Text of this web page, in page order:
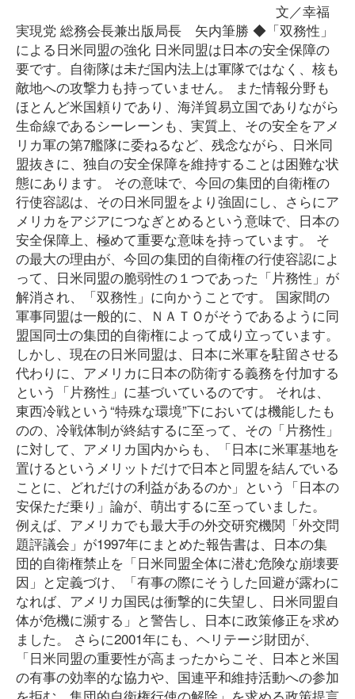
文／幸福
実現党 総務会長兼出版局長 矢内筆勝 ◆「双務性」
による日米同盟の強化 日米同盟は日本の安全保障の
要です。自衛隊は未だ国内法上は軍隊ではなく、核も
敵地への攻撃力も持っていません。 また情報分野も
ほとんど米国頼りであり、海洋貿易立国でありながら
生命線であるシーレーンも、実質上、その安全をアメ
リカ軍の第7艦隊に委ねるなど、残念ながら、日米同
盟抜きに、独自の安全保障を維持することは困難な状
態にあります。 その意味で、今回の集団的自衛権の
行使容認は、その日米同盟をより強固にし、さらにア
メリカをアジアにつなぎとめるという意味で、日本の
安全保障上、極めて重要な意味を持っています。 そ
の最大の理由が、今回の集団的自衛権の行使容認によ
って、日米同盟の脆弱性の１つであった「片務性」が
解消され、「双務性」に向かうことです。 国家間の
軍事同盟は一般的に、ＮＡＴＯがそうであるように同
盟国同士の集団的自衛権によって成り立っています。
しかし、現在の日米同盟は、日本に米軍を駐留させる
代わりに、アメリカに日本の防衛する義務を付加する
という「片務性」に基づいているのです。 それは、
東西冷戦という“特殊な環境”下においては機能したも
のの、冷戦体制が終結するに至って、その「片務性」
に対して、アメリカ国内からも、「日本に米軍基地を
置けるというメリットだけで日本と同盟を結んでいる
ことに、どれだけの利益があるのか」という「日本の
安保ただ乗り」論が、萌出するに至っていました。
例えば、アメリカでも最大手の外交研究機関「外交問
題評議会」が1997年にまとめた報告書は、日本の集
団的自衛権禁止を「日米同盟全体に潜む危険な崩壊要
因」と定義づけ、「有事の際にそうした回避が露わに
なれば、アメリカ国民は衝撃的に失望し、日米同盟自
体が危機に瀕する」と警告し、日本に政策修正を求め
ました。 さらに2001年にも、ヘリテージ財団が、
「日米同盟の重要性が高まったからこそ、日本と米国
の有事の効率的な協力や、国連平和維持活動への参加